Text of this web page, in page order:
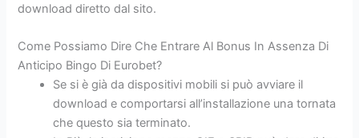
download diretto dal sito.
Come Possiamo Dire Che Entrare Al Bonus In Assenza Di
Anticipo Bingo Di Eurobet?
Se si è già da dispositivi mobili si può avviare il
download e comportarsi all’installazione una tornata
che questo sia terminato.